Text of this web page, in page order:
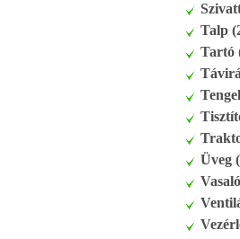
Talp
Tartó
Üveg